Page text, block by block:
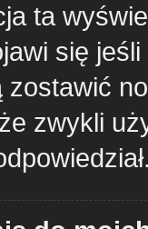
ta
się
zostawić
zwykli